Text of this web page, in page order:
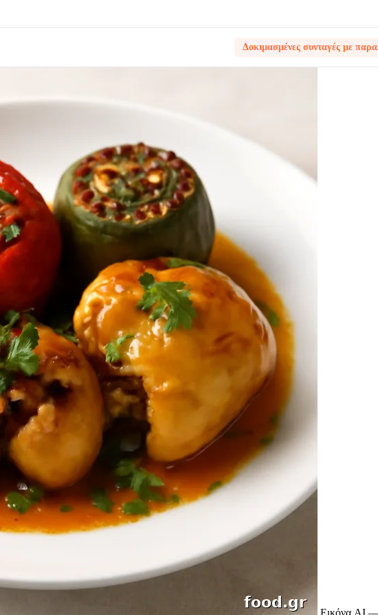
Δοκιμασμένες συνταγές με
Εικόνα AI —